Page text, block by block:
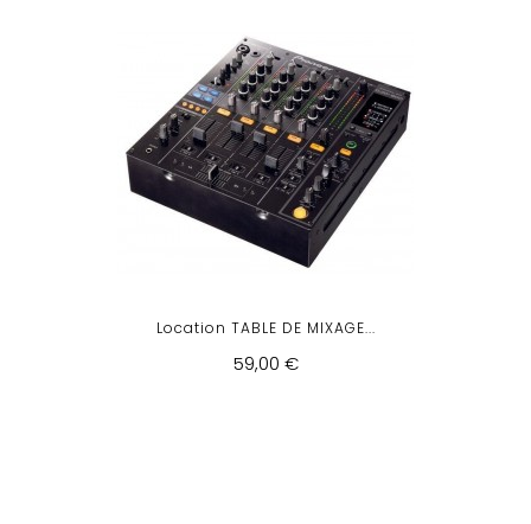
Location TABLE DE MIXAGE...
59,00 €